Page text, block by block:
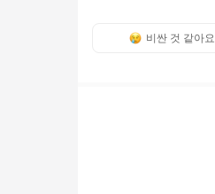
비싼 것 같아요